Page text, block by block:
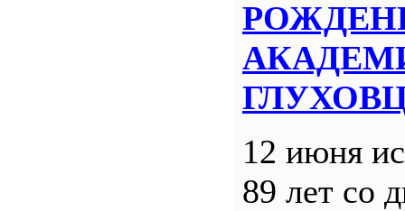
12 июня
89 лет со